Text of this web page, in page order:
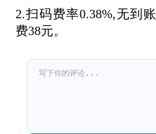
2.扫码费率0.38%,无到
费38元。